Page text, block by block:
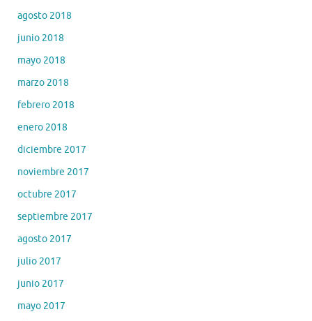
agosto 2018
junio 2018
mayo 2018
marzo 2018
febrero 2018
enero 2018
diciembre 2017
noviembre 2017
octubre 2017
septiembre 2017
agosto 2017
julio 2017
junio 2017
mayo 2017